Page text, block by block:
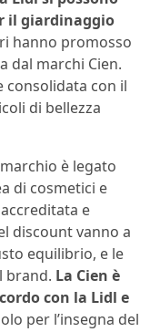
il giardinaggio
hanno promosso
dal marchi Cien.
consolidata con il
di bellezza
è legato
di cosmetici e
e
discount vanno a
equilibrio, e le
brand. La Cien è
con la Lidl e
per l’insegna del